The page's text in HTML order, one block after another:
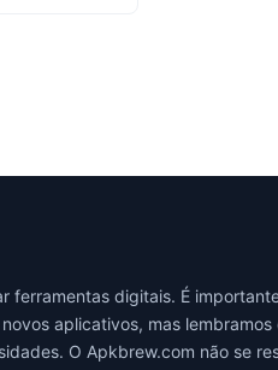
digitais. É
aplicativos, mas
O Apkbrew.com não se